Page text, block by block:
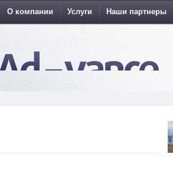
О компании Услуги Наши партнеры